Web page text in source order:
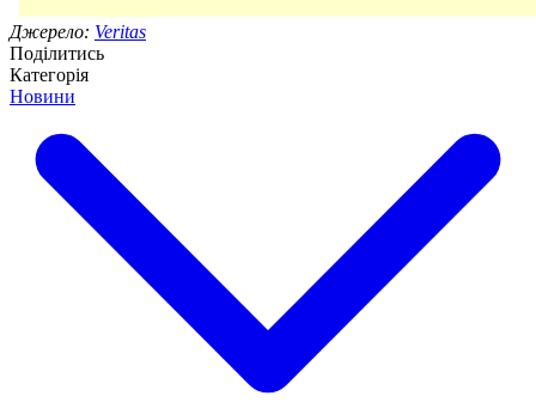
Джерело: Veritas
Поділитись
Категорія
Новини